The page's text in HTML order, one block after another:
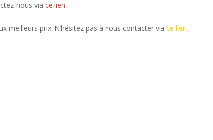
nous via ce lien
meilleurs prix. N’hésitez pas à nous contacter via ce lien.